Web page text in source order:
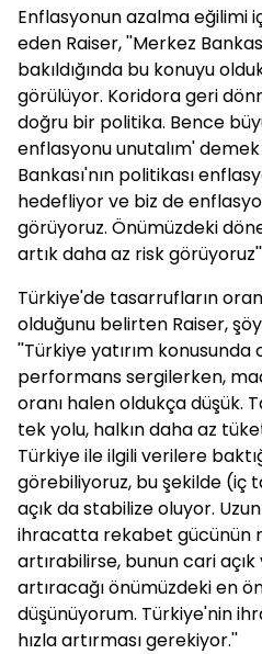
Enflasyonun azalma eğilimi
eden Raiser, ''Merkez
bakıldığında bu konuyu
görülüyor. Koridora geri
doğru bir politika. Bence
enflasyonu unutalım'
Bankası'nın politikası
hedefliyor ve biz de
görüyoruz. Önümüzdeki
artık daha az risk
Türkiye'de tasarrufların
olduğunu belirten Raiser,
''Türkiye yatırım konusunda
performans sergilerken,
oranı halen oldukça düşük.
tek yolu, halkın daha az
Türkiye ile ilgili verilere
görebiliyoruz, bu şekilde (iç
açık da stabilize oluyor.
ihracatta rekabet gücünün
artırabilirse, bunun cari
artıracağı önümüzdeki en
düşünüyorum. Türkiye'nin
hızla artırması gerekiyor.''